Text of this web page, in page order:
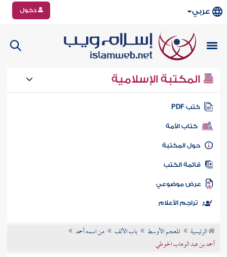
عربي دخول
المكتبة الإسلامية
كتب PDF
كتاب الأمة
المكتبة
الكتب
موضوعي
تراجم الأعلام
الرئيسية المعجم الأوسط باب الألف
من اسمه أحمد
أحمد بن عبد الوهاب الحوطي